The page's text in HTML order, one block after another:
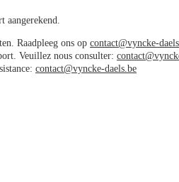
aangerekend.
Raadpleeg ons op contact@vyncke-
Veuillez nous consulter:
contact@vyncke-daels.be